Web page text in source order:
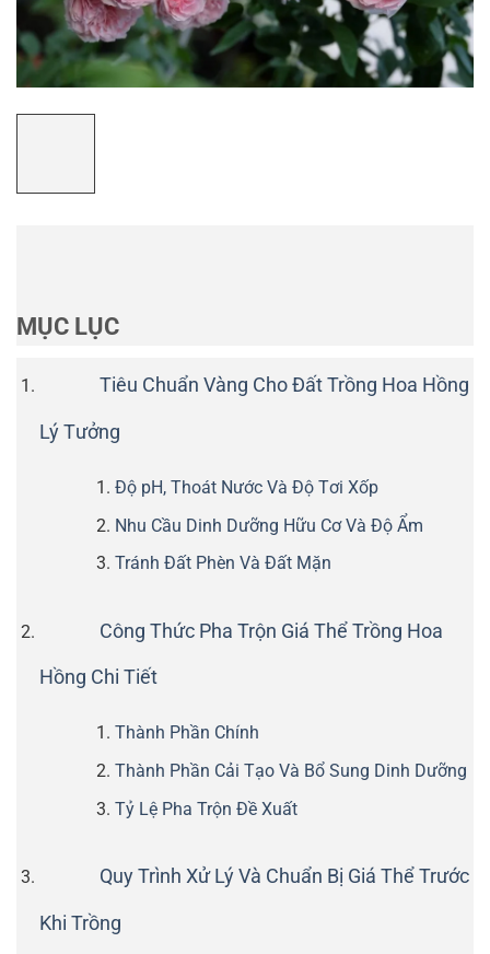
MỤC LỤC
Tiêu Chuẩn Vàng Cho Đất Trồng Hoa Hồng
Lý Tưởng
Độ pH, Thoát Nước Và Độ Tơi Xốp
Nhu Cầu Dinh Dưỡng Hữu Cơ Và Độ Ẩm
Tránh Đất Phèn Và Đất Mặn
Công Thức Pha Trộn Giá Thể Trồng Hoa
Hồng Chi Tiết
Thành Phần Chính
Thành Phần Cải Tạo Và Bổ Sung Dinh Dưỡng
Tỷ Lệ Pha Trộn Đề Xuất
Quy Trình Xử Lý Và Chuẩn Bị Giá Thể Trước
Khi Trồng